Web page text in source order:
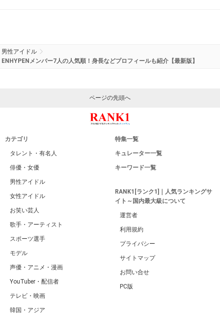
男性アイドル
ENHYPENメンバー7人の人気順！身長などプロフィールも紹介【最新版】
ページの先頭へ
カテゴリ
タレント・有名人
俳優・女優
男性アイドル
女性アイドル
お笑い芸人
歌手・アーティスト
スポーツ選手
モデル
声優・アニメ・漫画
YouTuber・配信者
テレビ・映画
韓国・アジア
特集一覧
キュレーター一覧
キーワード一覧
RANK1[ランク1]｜人気ランキングサ
イト～国内最大級について
運営者
利用規約
プライバシー
サイトマップ
お問い合せ
PC版